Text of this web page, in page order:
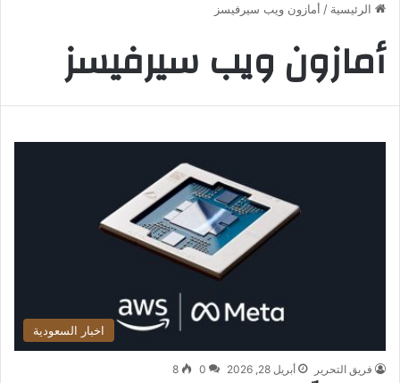
الرئيسية / أمازون ويب سيرفيسز
أمازون ويب سيرفيسز
اخبار السعودية
فريق التحرير أبريل 28, 2026 0
8